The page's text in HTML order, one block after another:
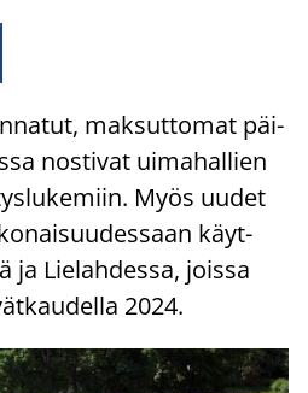
mak­sut­to­mat päi­
nos­ti­vat ui­ma­hal­lien
Myös uudet
käyt­
ja Lie­lah­des­sa, jois­sa
2024.